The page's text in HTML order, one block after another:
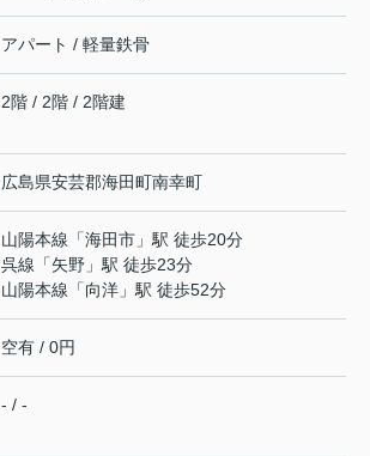
アパート / 軽量鉄骨
2階 / 2階 / 2階建
広島県安芸郡海田町南幸町
山陽本線 「海田市 」駅 徒歩20分
呉線 「矢野 」駅 徒歩23分
山陽本線 「向洋 」駅 徒歩52分
空有 / 0円
- / -